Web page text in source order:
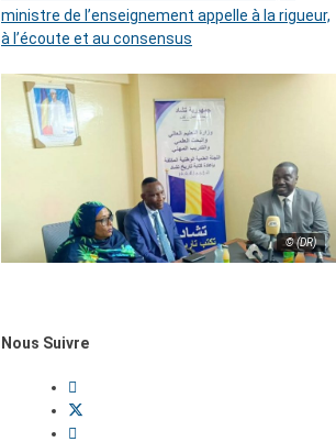
ministre de l’enseignement appelle à la rigueur,
à l’écoute et au consensus
© (DR)
Nous Suivre